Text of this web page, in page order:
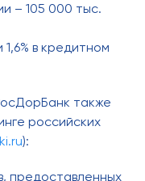
– 105 000 тыс.
в кредитном
также
российских
):
предоставленных